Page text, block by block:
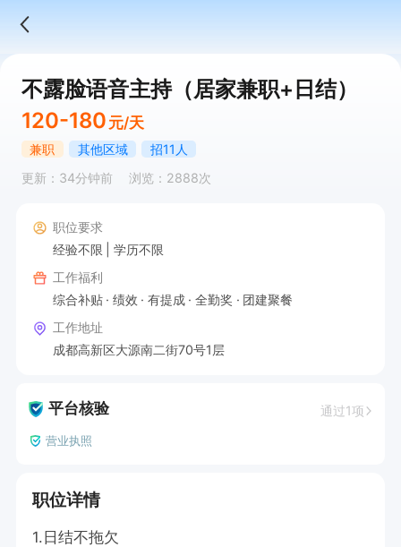
不露脸语音主持（居家兼职+日结）
120-180 元/天
兼职 其他区域
招11人
更新：34分钟前
浏览：2888次
职位要求
经验不限
学历不限
工作福利
综合补贴
绩效 有提成 全勤奖
团建聚餐
工作地址
成都高新区大源南二街70号1层
平台核验 通过1项
营业执照
职位详情
1.日结不拖欠